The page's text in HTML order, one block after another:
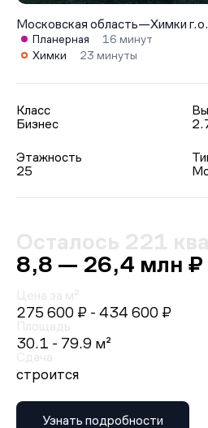
Московская область—Химки г.о.
Планерная
16 минут
Химки
23 минуты
Класс
Бизнес
Этажность
25
Осталось 221
8,8 — 26,4 млн ₽
Цена за м²
275 600 ₽ - 434 600 ₽
Площадь
30.1 - 79.9 м²
Сдача
строится
Узнать подробности